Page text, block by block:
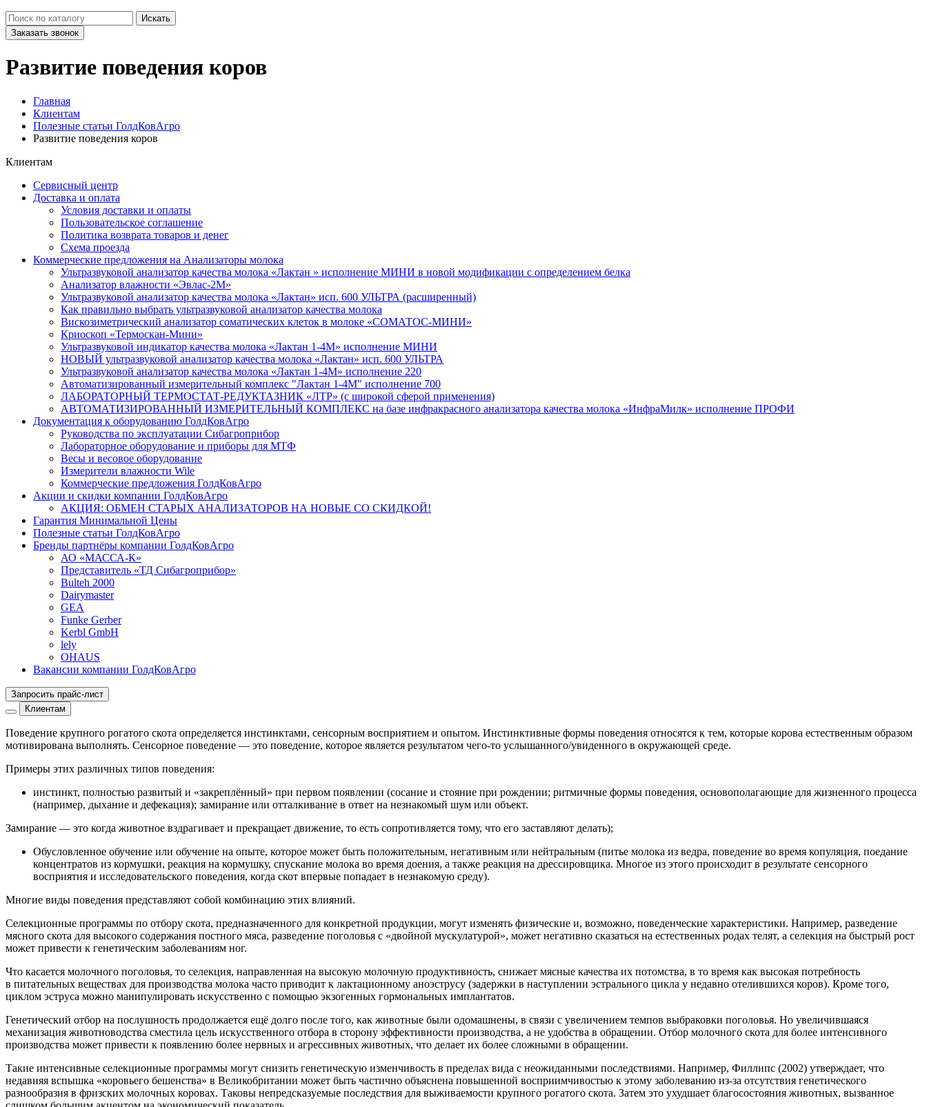
Искать
Заказать звонок
Развитие поведения коров
Главная
Клиентам
Полезные статьи ГолдКовАгро
Развитие поведения коров
Клиентам
Сервисный центр
Доставка и оплата
Условия доставки и оплаты
Пользовательское соглашение
Политика возврата товаров и денег
Схема проезда
Коммерческие предложения на Анализаторы молока
Ультразвуковой анализатор качества молока «Лактан » исполнение МИНИ в новой модификации с определением белка
Анализатор влажности «Эвлас-2М»
Ультразвуковой анализатор качества молока «Лактан» исп. 600 УЛЬТРА (расширенный)
Как правильно выбрать ультразвуковой анализатор качества молока
Вискозиметрический анализатор соматических клеток в молоке «СОМАТОС-МИНИ»
Криоскоп «Термоскан-Мини»
Ультразвуковой индикатор качества молока «Лактан 1-4М» исполнение МИНИ
НОВЫЙ ультразвуковой анализатор качества молока «Лактан» исп. 600 УЛЬТРА
Ультразвуковой анализатор качества молока «Лактан 1-4М» исполнение 220
Автоматизированный измерительный комплекс "Лактан 1-4М" исполнение 700
ЛАБОРАТОРНЫЙ ТЕРМОСТАТ-РЕДУКТАЗНИК «ЛТР» (с широкой сферой применения)
АВТОМАТИЗИРОВАННЫЙ ИЗМЕРИТЕЛЬНЫЙ КОМПЛЕКС на базе инфракрасного анализатора качества молока «ИнфраМилк» исполнение ПРОФИ
Документация к оборудованию ГолдКовАгро
Руководства по эксплуатации Сибагроприбор
Лабораторное оборудование и приборы для МТФ
Весы и весовое оборудование
Измерители влажности Wile
Коммерческие предложения ГолдКовАгро
Акции и скидки компании ГолдКовАгро
АКЦИЯ: ОБМЕН СТАРЫХ АНАЛИЗАТОРОВ НА НОВЫЕ СО СКИДКОЙ!
Гарантия Минимальной Цены
Полезные статьи ГолдКовАгро
Бренды партнёры компании ГолдКовАгро
АО «МАССА-К»
Представитель «ТД Сибагроприбор»
Bulteh 2000
Dairymaster
GEA
Funke Gerber
Kerbl GmbH
lely
OHAUS
Вакансии компании ГолдКовАгро
Запросить прайс-лист
Клиентам
Поведение крупного рогатого скота определяется инстинктами, сенсорным восприятием и опытом. Инстинктивные формы поведения относятся к тем, которые корова естественным образом
мотивирована выполнять. Сенсорное поведение — это поведение, которое является результатом чего-то услышанного/увиденного в окружающей среде.
Примеры этих различных типов поведения:
инстинкт, полностью развитый и «закреплённый» при первом появлении (сосание и стояние при рождении; ритмичные формы поведения, основополагающие для жизненного процесса
(например, дыхание и дефекация); замирание или отталкивание в ответ на незнакомый шум или объект.
Замирание — это когда животное вздрагивает и прекращает движение, то есть сопротивляется тому, что его заставляют делать);
Обусловленное обучение или обучение на опыте, которое может быть положительным, негативным или нейтральным (питье молока из ведра, поведение во время копуляция, поедание
концентратов из кормушки, реакция на кормушку, спускание молока во время доения, а также реакция на дрессировщика. Многое из этого происходит в результате сенсорного
восприятия и исследовательского поведения, когда скот впервые попадает в незнакомую среду).
Многие виды поведения представляют собой комбинацию этих влияний.
Селекционные программы по отбору скота, предназначенного для конкретной продукции, могут изменять физические и, возможно, поведенческие характеристики. Например, разведение
мясного скота для высокого содержания постного мяса, разведение поголовья с «двойной мускулатурой», может негативно сказаться на естественных родах телят, а селекция на быстрый рост
может привести к генетическим заболеваниям ног.
Что касается молочного поголовья, то селекция, направленная на высокую молочную продуктивность, снижает мясные качества их потомства, в то время как высокая потребность
в питательных веществах для производства молока часто приводит к лактационному аноэструсу (задержки в наступлении эстрального цикла у недавно отелившихся коров). Кроме того,
циклом эструса можно манипулировать искусственно с помощью экзогенных гормональных имплантатов.
Генетический отбор на послушность продолжается ещё долго после того, как животные были одомашнены, в связи с увеличением темпов выбраковки поголовья. Но увеличившаяся
механизация животноводства сместила цель искусственного отбора в сторону эффективности производства, а не удобства в обращении. Отбор молочного скота для более интенсивного
производства может привести к появлению более нервных и агрессивных животных, что делает их более сложными в обращении.
Такие интенсивные селекционные программы могут снизить генетическую изменчивость в пределах вида с неожиданными последствиями. Например, Филлипс (2002) утверждает, что
недавняя вспышка «коровьего бешенства» в Великобритании может быть частично объяснена повышенной восприимчивостью к этому заболеванию из-за отсутствия генетического
разнообразия в фризских молочных коровах. Таковы непредсказуемые последствия для выживаемости крупного рогатого скота. Затем это ухудшает благосостояния животных, вызванное